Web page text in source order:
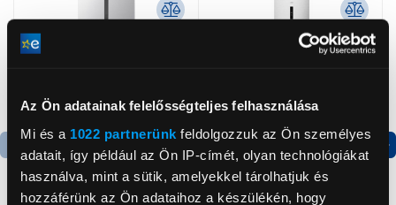
Az Ön adatainak felelősségteljes felhasználása
Mi és a 1022 partnerünk feldolgozzuk az Ön személyes
adatait, így például az Ön IP-címét, olyan technológiákat
használva, mint a sütik, amelyekkel tárolhatjuk és
hozzáférünk az Ön adataihoz a készülékén, hogy